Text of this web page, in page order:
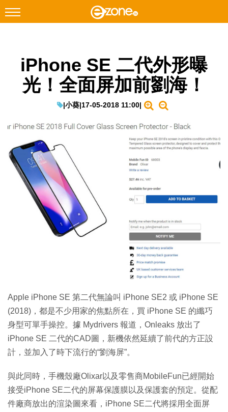
Facebook Instagram
科技焦點
遊戲動漫
教學評測
EduTech
IT Times
生成式AI與雲端應用
Enterprise Digital Transformation
iPhone SE 二代外形曝
光！全面屏加前劉海！
|小葵|17-05-2018 11:00|
Apple iPhone SE 第二代無論叫 iPhone SE2 或 iPhone SE
(2018)，都是不少用家的焦點所在，買 iPhone SE 的纖巧
身型可單手操控。據 Mydrivers 報道，Onleaks 放出了
iPhone SE 二代的CAD圖，新機依然延續了前代的方正設
計，並加入了時下流行的“劉海屏”。
與此同時，手機殼廠Olixar以及零售商MobileFun已經開始
接受iPhone SE二代的屏幕保護膜以及保護套的預定。從配
件廠商放出的渲染圖來看，iPhone SE二代將採用全面屏